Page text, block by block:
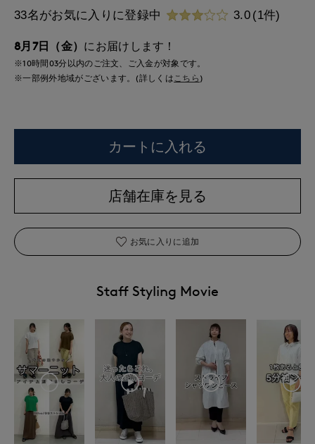
33名がお気に入りに登録中 3.0 (1件)
8月7日（金） にお届けします！
※10時間03分以内のご注文、ご入金が対象です。
※一部例外地域がございます。(詳しくは こちら )
カートに入れる
店舗在庫を見る
お気に入りに追加
Staff Styling Movie